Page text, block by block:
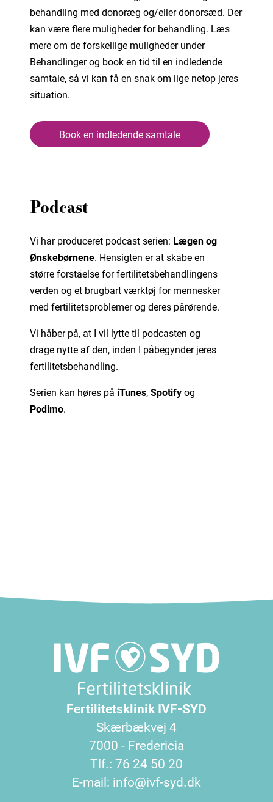
behandling med donoræg og/eller donorsæd. Der
kan være flere muligheder for behandling. Læs
mere om de forskellige muligheder under
Behandlinger og book en tid til en indledende
samtale, så vi kan få en snak om lige netop jeres
situation.
Book en indledende samtale
Podcast
Vi har produceret podcast serien: Lægen og
Ønskebørnene. Hensigten er at skabe en
større forståelse for fertilitetsbehandlingens
verden og et brugbart værktøj for mennesker
med fertilitetsproblemer og deres pårørende.
Vi håber på, at I vil lytte til podcasten og
drage nytte af den, inden I påbegynder jeres
fertilitetsbehandling.
Serien kan høres på iTunes,Spotifyog
Podimo.
Fertilitetsklinik IVF-SYD
Skærbækvej 4
7000 - Fredericia
Tlf.: 76 24 50 20
E-mail: info@ivf-syd.dk